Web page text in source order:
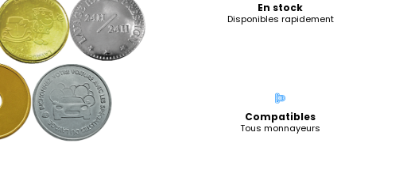
En stock
Disponibles rapidement
Compatibles
Tous monnayeurs